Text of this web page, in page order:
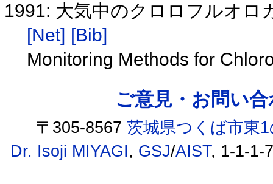
1991: 大気中のクロロフルオロ
[Net] [Bib]
Monitoring Methods for
ご意見・お問い
〒305-8567茨城県つくば市東
Dr. Isoji MIYAGI, GSJ/AIST, 1-1-1-